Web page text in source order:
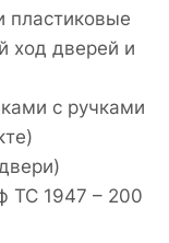
пластиковые
ход дверей и
с ручками
ТС 1947 – 200